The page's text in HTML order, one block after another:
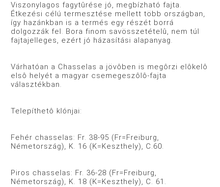
Viszonylagos fagytûrése jó, megbízható fajta.
Étkezési célú termesztése mellett több országban,
így hazánkban is a termés egy részét borrá
dolgozzák fel. Bora finom savösszetételû, nem túl
fajtajelleges, ezért jó házasítási alapanyag.
Várhatóan a Chasselas a jövôben is megôrzi elôkelô
elsô helyét a magyar csemegeszôlô-fajta
választékban.
Telepíthetô klónjai:
Fehér chasselas: Fr. 38-95 (Fr=Freiburg,
Németország), K. 16 (K=Keszthely), C.60.
Piros chasselas: Fr. 36-28 (Fr=Freiburg,
Németország), K. 18 (K=Keszthely), C. 61.